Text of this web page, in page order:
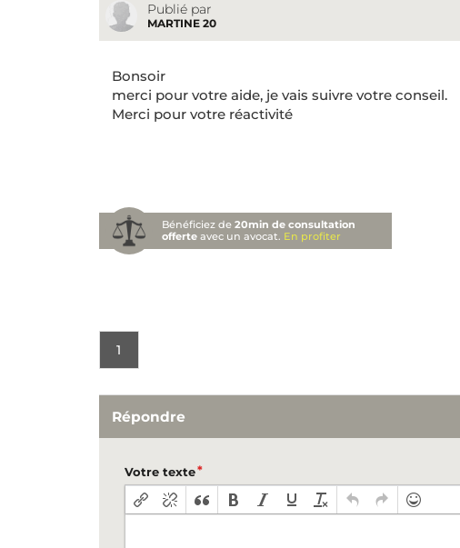
Publié par
MARTINE 20
Bonsoir
merci pour votre aide, je vais suivre votre conseil.
Merci pour votre réactivité
Bénéficiez de20min de consultation
offerte avec un avocat. En profiter
1
Répondre
Votre texte